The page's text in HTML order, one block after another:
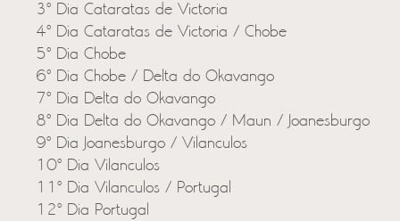
3º Dia Cataratas de Victoria
4º Dia Cataratas de Victoria / Chobe
5º Dia Chobe
6º Dia Chobe / Delta do Okavango
7º Dia Delta do Okavango
8º Dia Delta do Okavango / Maun / Joanesburgo
9º Dia Joanesburgo / Vilanculos
10º Dia Vilanculos
11º Dia Vilanculos / Portugal
12º Dia Portugal